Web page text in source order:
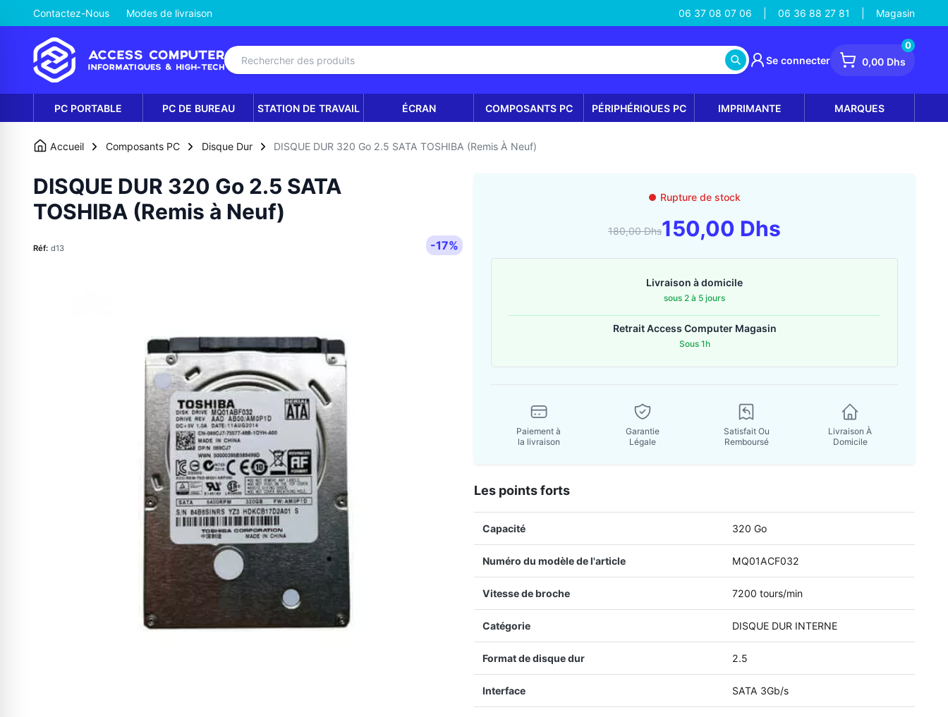
Contactez-Nous Modes de livraison 06 37 08 07 06 06 36 88 27 81 Magasin
Se connecter 0,00 Dhs
0
PC PORTABLE PC DE BUREAU STATION DE TRAVAIL ÉCRAN COMPOSANTS PC PÉRIPHÉRIQUES PC IMPRIMANTE MARQUES
Accueil Composants PC Disque Dur DISQUE DUR 320 Go 2.5 SATA TOSHIBA (Remis À Neuf)
DISQUE DUR 320 Go 2.5 SATA
TOSHIBA (Remis à Neuf)
Réf: d13 -17%
Rupture de stock
180,00 Dhs150,00 Dhs
Livraison à domicile
sous 2 à 5 jours
Retrait Access Computer Magasin
Sous 1h
Paiement à
la livraison
Garantie
Légale
Satisfait Ou
Remboursé
Livraison À
Domicile
Les points forts
Capacité 320 Go
Numéro du modèle de l'article MQ01ACF032
Vitesse de broche 7200 tours/min
Catégorie DISQUE DUR INTERNE
Format de disque dur 2.5
Interface SATA 3Gb/s